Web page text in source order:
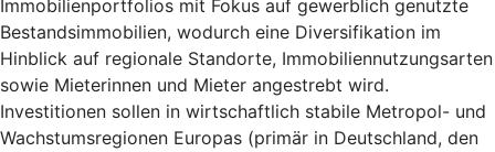
Immobilienportfolios mit Fokus auf gewerblich genutzte
Bestandsimmobilien, wodurch eine Diversifikation im
Hinblick auf regionale Standorte, Immobiliennutzungsarten
sowie Mieterinnen und Mieter angestrebt wird.
Investitionen sollen in wirtschaftlich stabile Metropol- und
Wachstumsregionen Europas (primär in Deutschland, den